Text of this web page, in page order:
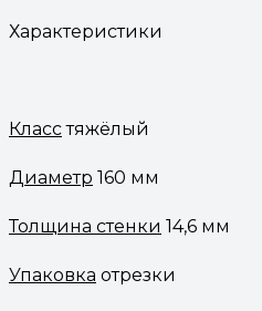
Характеристики
Класстяжёлый
Диаметр 160 мм
Толщина стенки 14,6 мм
Упаковка отрезки